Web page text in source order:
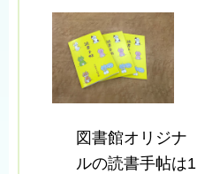
図書館オリジナ
ルの読書手帖は1